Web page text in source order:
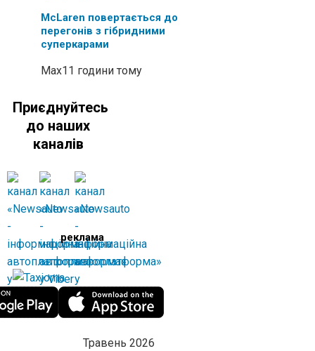
McLaren повертається до
перегонів з гібридними
суперкарами
Max11 години тому
Приєднуйтесь
до наших
каналів
реклама
Травень 2026